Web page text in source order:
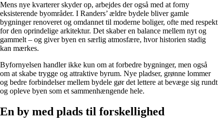
Mens nye kvarterer skyder op, arbejdes der også med at forny
eksisterende byområder. I Randers’ ældre bydele bliver gamle
bygninger renoveret og omdannet til moderne boliger, ofte med respekt
for den oprindelige arkitektur. Det skaber en balance mellem nyt og
gammelt – og giver byen en særlig atmosfære, hvor historien stadig
kan mærkes.
Byfornyelsen handler ikke kun om at forbedre bygninger, men også
om at skabe trygge og attraktive byrum. Nye pladser, grønne lommer
og bedre forbindelser mellem bydele gør det lettere at bevæge sig rundt
og opleve byen som et sammenhængende hele.
En by med plads til forskellighed